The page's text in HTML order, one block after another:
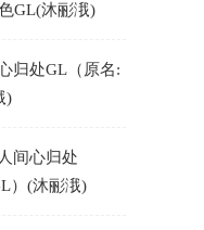
GL(沐彨涐)
归处GL（原名:
)
间心归处
）(沐彨涐)